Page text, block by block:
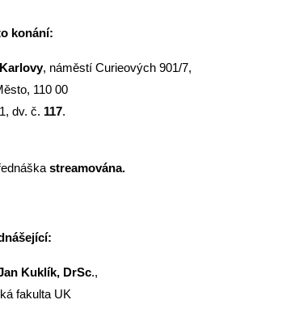
konání:
, náměstí Curieových 901/7,
110 00
dv. č. 117.
streamována.
Kuklík, DrSc.,
fakulta UK